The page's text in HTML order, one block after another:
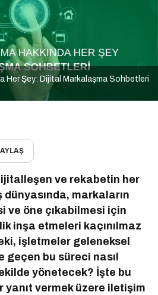
Her Şey: Dijital Markalaşma Sohbetleri
ve rekabetin her
dünyasında, markaların
ve öne çıkabilmesi için
inşa etmeleri kaçınılmaz
işletmeler geleneksel
bu süreci nasıl
yönetecek? İşte bu
yanıt vermek üzere iletişim